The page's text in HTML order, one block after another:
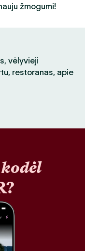
žmogumi!
vėlyvieji
restoranas, apie